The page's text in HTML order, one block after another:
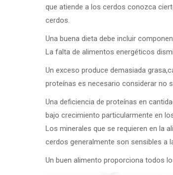
que atiende a los cerdos conozca
cerdos.
Una buena dieta debe incluir
La falta de alimentos energéticos
Un exceso produce demasiada
proteínas es necesario considerar no
Una deficiencia de proteínas en
bajo crecimiento particularmente en
Los minerales que se requieren en la
cerdos generalmente son sensibles a
Un buen alimento proporciona todos